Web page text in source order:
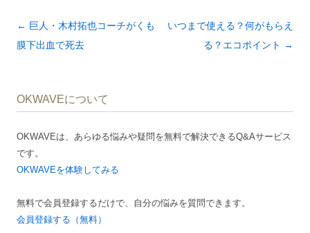
投
稿
ゲ
シ
ョ
← 巨人・木村拓也コーチがくも
膜下出血で死去
いつまで使える？何がもらえ
る？エコポイント →
OKWAVEについて
OKWAVEは、あらゆる悩みや疑問を無料で解決できるQ&Aサービス
です。
OKWAVEを体験してみる
無料で会員登録するだけで、自分の悩みを質問できます。
会員登録する（無料）